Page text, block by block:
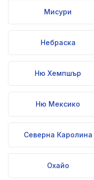
Мисури
Небраска
Ню Хемпшър
Ню Мексико
Северна Каролина
Охайо